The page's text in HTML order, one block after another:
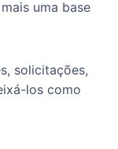
uma base
solicitações,
los como